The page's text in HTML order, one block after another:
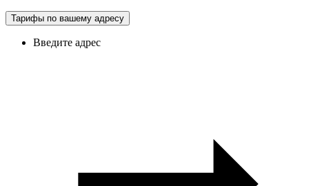
Тарифы по вашему адресу
Введите адрес